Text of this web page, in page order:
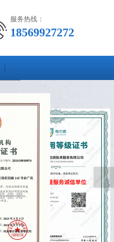
服务热线：
18569927272